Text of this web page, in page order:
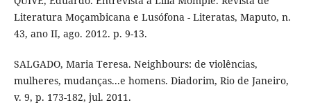
Literatura Moçambicana e Lusófona - Literatas, Maputo, n.
43, ano II, ago. 2012. p. 9-13.
SALGADO, Maria Teresa. Neighbours: de violências,
mulheres, mudanças...e homens. Diadorim, Rio de Janeiro,
v. 9, p. 173-182, jul. 2011.